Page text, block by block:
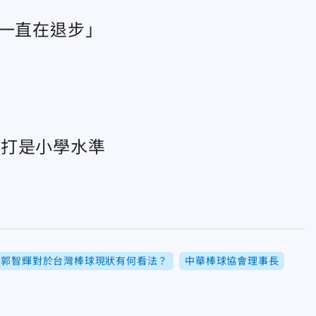
在退步」
是小學水準
郭智輝對於台灣棒球現狀有何看法？ 中華棒球協會理事長